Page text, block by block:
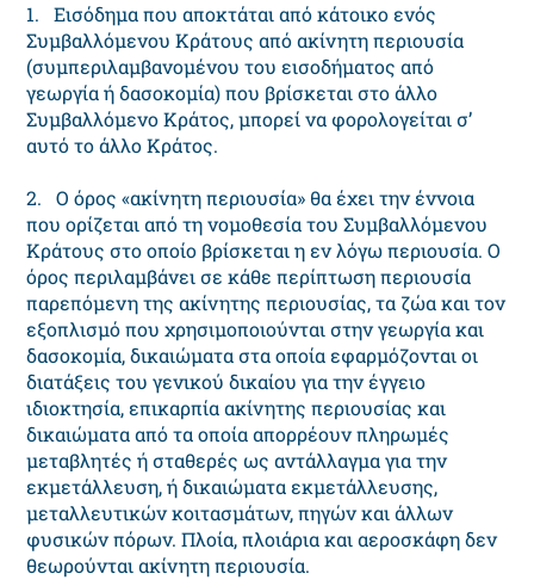
1. Εισόδημα που αποκτάται από κάτοικο ενός
Συμβαλλόμενου Κράτους από ακίνητη περιουσία
(συμπεριλαμβανομένου του εισοδήματος από
γεωργία ή δασοκομία) που βρίσκεται στο άλλο
Συμβαλλόμενο Κράτος, μπορεί να φορολογείται σ’
αυτό το άλλο Κράτος.
2. Ο όρος «ακίνητη περιουσία» θα έχει την έννοια
που ορίζεται από τη νομοθεσία του Συμβαλλόμενου
Κράτους στο οποίο βρίσκεται η εν λόγω περιουσία. Ο
όρος περιλαμβάνει σε κάθε περίπτωση περιουσία
παρεπόμενη της ακίνητης περιουσίας, τα ζώα και τον
εξοπλισμό που χρησιμοποιούνται στην γεωργία και
δασοκομία, δικαιώματα στα οποία εφαρμόζονται οι
διατάξεις του γενικού δικαίου για την έγγειο
ιδιοκτησία, επικαρπία ακίνητης περιουσίας και
δικαιώματα από τα οποία απορρέουν πληρωμές
μεταβλητές ή σταθερές ως αντάλλαγμα για την
εκμετάλλευση, ή δικαιώματα εκμετάλλευσης,
μεταλλευτικών κοιτασμάτων, πηγών και άλλων
φυσικών πόρων. Πλοία, πλοιάρια και αεροσκάφη δεν
θεωρούνται ακίνητη περιουσία.